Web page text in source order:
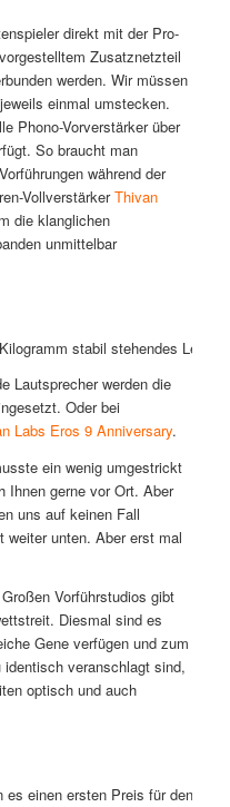
direkt mit der Pro-
Zusatznetzteil
werden. Wir müssen
einmal umstecken.
Phono-Vorverstärker über
So braucht man
während der
VollverstärkerThivan
die klanglichen
unmittelbar
stabil stehendes
Lautsprecher werden die
Oder bei
Labs Eros 9 Anniversary.
ein wenig umgestrickt
Ihnen gerne vor Ort. Aber
uns auf keinen Fall
weiter unten. Aber erst mal
Vorführstudios gibt
Diesmal sind es
Gene verfügen und zum
veranschlagt sind,
optisch und auch
es einen ersten Preis für den